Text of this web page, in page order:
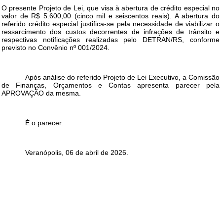
O presente Projeto de Lei, que visa à abertura de crédito especial no
valor de R$ 5.600,00 (cinco mil e seiscentos reais). A abertura do
referido crédito especial justifica-se pela necessidade de viabilizar o
ressarcimento dos custos decorrentes de infrações de trânsito e
respectivas notificações realizadas pelo DETRAN/RS, conforme
previsto no Convênio nº 001/2024.
Após análise do referido Projeto de Lei Executivo, a Comissão
de Finanças, Orçamentos e Contas apresenta parecer pela
APROVAÇÃO da mesma.
É o parecer.
Veranópolis, 06 de abril de 2026.